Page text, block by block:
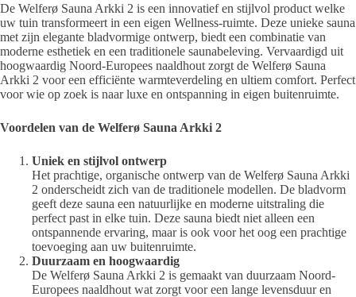
De Welferø Sauna Arkki 2 is een innovatief en stijlvol product welke
uw tuin transformeert in een eigen Wellness-ruimte. Deze unieke sauna
met zijn elegante bladvormige ontwerp, biedt een combinatie van
moderne esthetiek en een traditionele saunabeleving. Vervaardigd uit
hoogwaardig Noord-Europees naaldhout zorgt de Welferø Sauna
Arkki 2 voor een efficiënte warmteverdeling en ultiem comfort. Perfect
voor wie op zoek is naar luxe en ontspanning in eigen buitenruimte.
Voordelen van de Welferø Sauna Arkki 2
Uniek en stijlvol ontwerp
Het prachtige, organische ontwerp van de Welferø Sauna Arkki
2 onderscheidt zich van de traditionele modellen. De bladvorm
geeft deze sauna een natuurlijke en moderne uitstraling die
perfect past in elke tuin. Deze sauna biedt niet alleen een
ontspannende ervaring, maar is ook voor het oog een prachtige
toevoeging aan uw buitenruimte.
Duurzaam en hoogwaardig
De Welferø Sauna Arkki 2 is gemaakt van duurzaam Noord-
Europees naaldhout wat zorgt voor een lange levensduur en